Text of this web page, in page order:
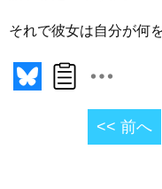
それで彼女は自分が何
<< 前へ